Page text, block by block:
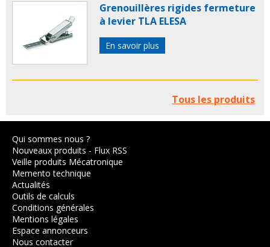
Grenouillères rigides fermeture
à levier TLA ELESA
En savoir plus
Tous les produits
Qui sommes nous ?
Nouveaux produits - Flux RSS
Veille produits Mécatronique
Memento technique
Actualités
Outils de calculs
Conditions générales
Mentions légales
Espace annonceurs
Nous contacter